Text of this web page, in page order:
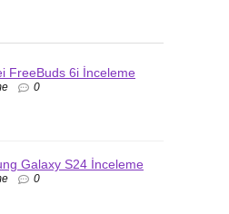
FreeBuds 6i İnceleme
0
Galaxy S24 İnceleme
0